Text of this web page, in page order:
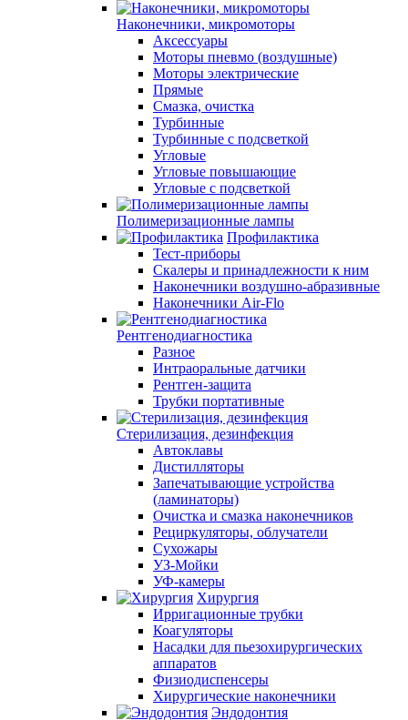
Наконечники, микромоторы
Аксессуары
Моторы пневмо (воздушные)
Моторы электрические
Прямые
Смазка, очистка
Турбинные
Турбинные с подсветкой
Угловые
Угловые повышающие
Угловые с подсветкой
Полимеризационные лампы
Профилактика
Тест-приборы
Скалеры и принадлежности к ним
Наконечники воздушно-абразивные
Наконечники Air-Flo
Рентгенодиагностика
Разное
Интраоральные датчики
Рентген-защита
Трубки портативные
Стерилизация, дезинфекция
Автоклавы
Дистилляторы
Запечатывающие устройства
(ламинаторы)
Очистка и смазка наконечников
Рециркуляторы, облучатели
Сухожары
УЗ-Мойки
УФ-камеры
Хирургия
Ирригационные трубки
Коагуляторы
Насадки для пьезохирургических
аппаратов
Физиодиспенсеры
Хирургические наконечники
Эндодонтия